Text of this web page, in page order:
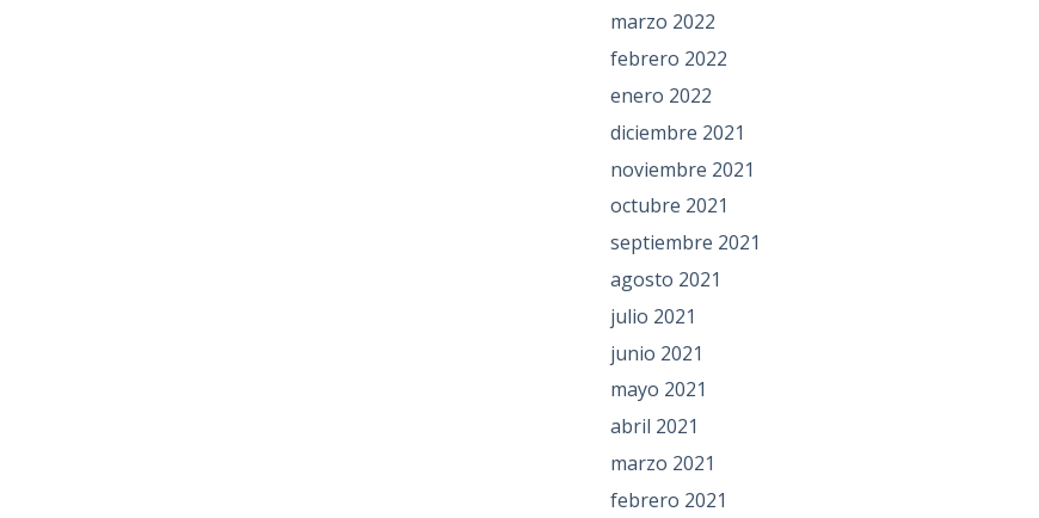
marzo 2022
febrero 2022
enero 2022
diciembre 2021
noviembre 2021
octubre 2021
septiembre 2021
agosto 2021
julio 2021
junio 2021
mayo 2021
abril 2021
marzo 2021
febrero 2021